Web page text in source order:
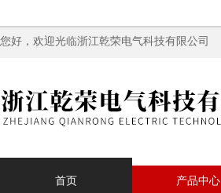
您好，欢迎光临浙江乾荣电气科技有限公司
首页 产品中心